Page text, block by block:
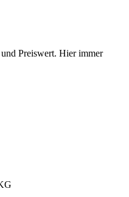
Preiswert. Hier immer